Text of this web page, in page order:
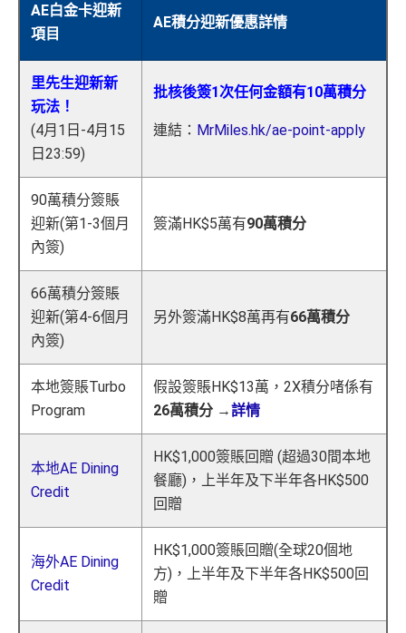
AE白金卡迎新
項目
AE積分迎新優惠詳情
里先生迎新新
玩法！
(4月1日-4月15
日23:59)
批核後簽1次任何金額有10萬積分
連結： MrMiles.hk/ae-point-apply
90萬積分簽賬
迎新(第1-3個月
內簽)
簽滿HK$5萬有90萬積分
66萬積分簽賬
迎新(第4-6個月
內簽)
另外簽滿HK$8萬再有66萬積分
本地簽賬Turbo
Program
假設簽賬HK$13萬，2X積分啫係有
26萬積分 →詳情
本地AE Dining
Credit
HK$1,000簽賬回贈 (超過30間本地
餐廳)，上半年及下半年各HK$500
回贈
海外AE Dining
Credit
HK$1,000簽賬回贈(全球20個地
方)，上半年及下半年各HK$500回
贈